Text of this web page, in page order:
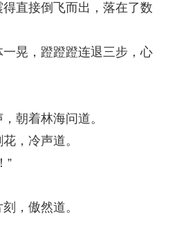
直接倒飞而出，落在了数
晃，蹬蹬蹬连退三步，心
朝着林海问道。
，冷声道。
”
，傲然道。